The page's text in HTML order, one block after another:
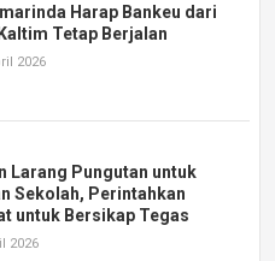
Harap Bankeu dari
Tetap Berjalan
2026
Larang Pungutan untuk
Sekolah, Perintahkan
untuk Bersikap Tegas
2026